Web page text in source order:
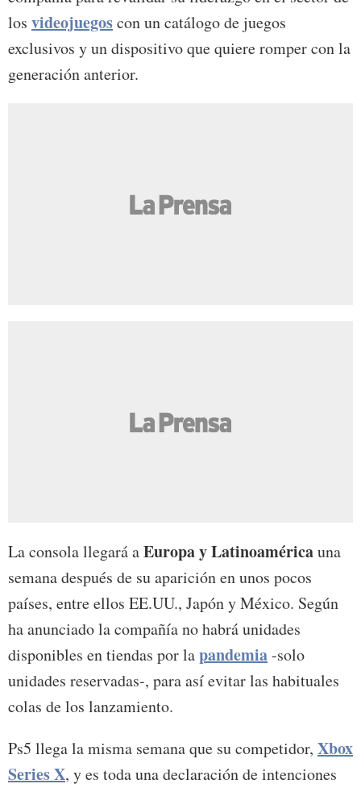
los videojuegoscon un catálogo de juegos
exclusivos y un dispositivo que quiere romper con la
generación anterior.
La consola llegará aEuropa y Latinoaméricauna
semana después de su aparición en unos pocos
países, entre ellos EE.UU., Japón y México. Según
ha anunciado la compañía no habrá unidades
disponibles en tiendas por lapandemia-solo
unidades reservadas-, para así evitar las habituales
colas de los lanzamiento.
Ps5 llega la misma semana que su competidor, Xbox
Series X, y es toda una declaración de intenciones